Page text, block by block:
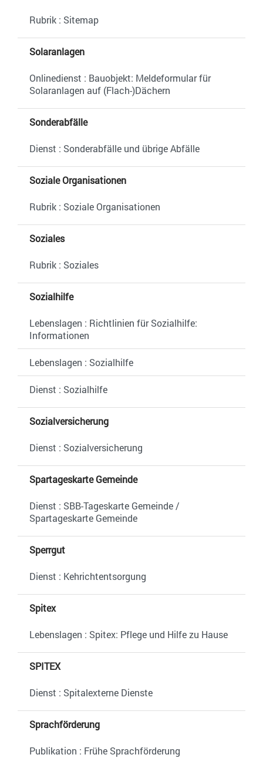
Rubrik : Sitemap
Solaranlagen
Onlinedienst : Bauobjekt: Meldeformular für
Solaranlagen auf (Flach-)Dächern
Sonderabfälle
Dienst : Sonderabfälle und übrige Abfälle
Soziale Organisationen
Rubrik : Soziale Organisationen
Soziales
Rubrik : Soziales
Sozialhilfe
Lebenslagen : Richtlinien für Sozialhilfe:
Informationen
Lebenslagen : Sozialhilfe
Dienst : Sozialhilfe
Sozialversicherung
Dienst : Sozialversicherung
Spartageskarte Gemeinde
Dienst : SBB-Tageskarte Gemeinde /
Spartageskarte Gemeinde
Sperrgut
Dienst : Kehrichtentsorgung
Spitex
Lebenslagen : Spitex: Pflege und Hilfe zu Hause
SPITEX
Dienst : Spitalexterne Dienste
Sprachförderung
Publikation : Frühe Sprachförderung